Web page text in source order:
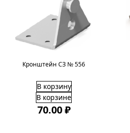
Кронштейн СЗ № 556
В корзину
В корзине
70.00 ₽